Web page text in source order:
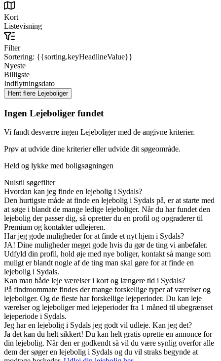
Kort
Listevisning
Filter
Sortering: {{sorting.keyHeadlineValue}}
Nyeste
Billigste
Indflytningsdato
Ingen Lejeboliger fundet
Vi fandt desværre ingen Lejeboliger med de angivne kriterier.
Prøv at udvide dine kriterier eller udvide dit søgeområde.
Held og lykke med boligsøgningen
Nulstil søgefilter
Hvordan kan jeg finde en lejebolig i Sydals?
Den hurtigste måde at finde en lejebolig i Sydals på, er at starte med
at søge i blandt de mange ledige lejeboliger. Når du har fundet den
lejebolig der passer dig, så opretter du en profil og opgraderer til
Premium og kontakter udlejeren.
Har jeg gode muligheder for at finde et nyt hjem i Sydals?
JA! Dine muligheder meget gode hvis du gør de ting vi anbefaler.
Udfyld din profil, hold øje med nye boliger, kontakt så mange som
muligt er blandt nogle af de ting man skal gøre for at finde en
lejebolig i Sydals.
Kan man både leje værelser i kort og længere tid i Sydals?
På findroommate findes der mange forskellige typer af værelser og
lejeboliger. Og de fleste har forskellige lejeperioder. Du kan leje
værelser og lejeboliger med lejeperioder fra 1 måned til ubegrænset
lejeperiode i Sydals.
Jeg har en lejebolig i Sydals jeg godt vil udleje. Kan jeg det?
Ja det kan du helt sikkert! Du kan helt gratis oprette en annonce for
din lejebolig. Når den er godkendt så vil du være synlig overfor alle
dem der søger en lejebolig i Sydals og du vil straks begynde at